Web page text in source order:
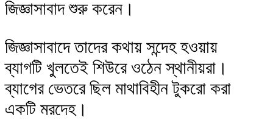
জিজ্ঞাসাবাদ শুরু করেন।
জিজ্ঞাসাবাদে তাদের কথায় সন্দেহ হওয়ায়
ব্যাগটি খুলতেই শিউরে ওঠেন স্থানীয়রা।
ব্যাগের ভেতরে ছিল মাথাবিহীন টুকরো করা
একটি মরদেহ।